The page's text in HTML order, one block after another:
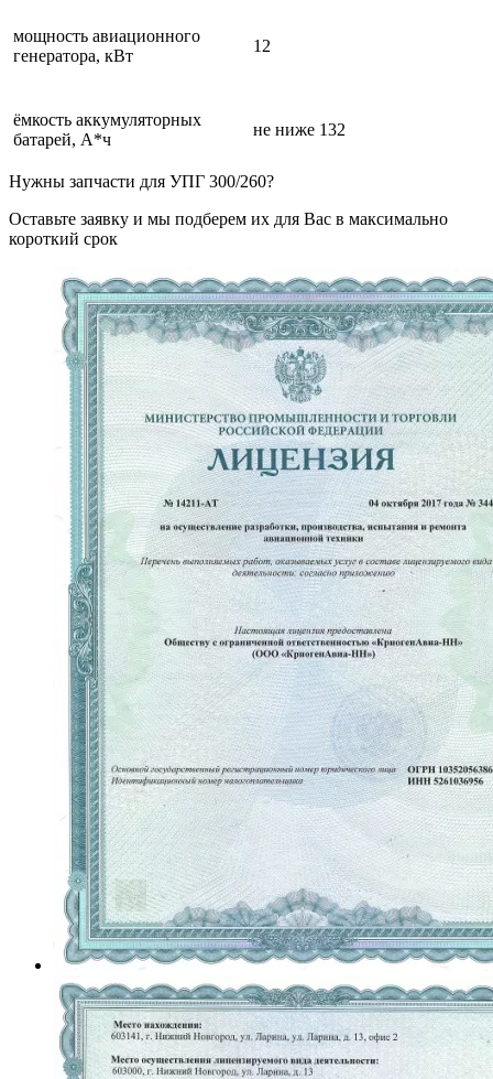
мощность авиационного
генератора, кВт
12
ёмкость аккумуляторных
батарей, А*ч
не ниже 132
Нужны запчасти для УПГ 300/260?
Оставьте заявку и мы подберем их для Вас в максимально
короткий срок